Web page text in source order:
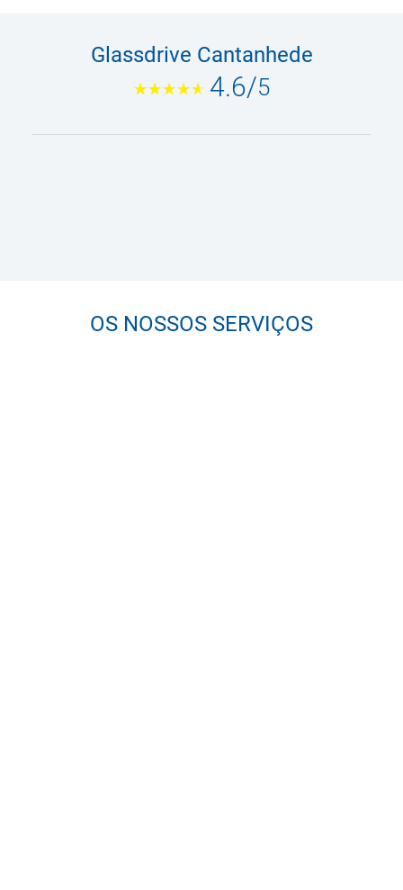
Glassdrive Cantanhede
4.6/5
OS NOSSOS SERVIÇOS